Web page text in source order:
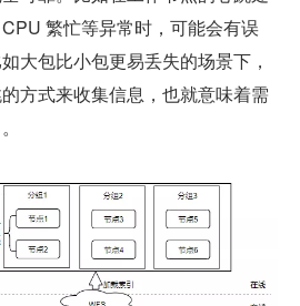
繁忙等异常时，可能会有误
大包比小包更易丢失的场景下，
方式来收集信息，也就意味着需